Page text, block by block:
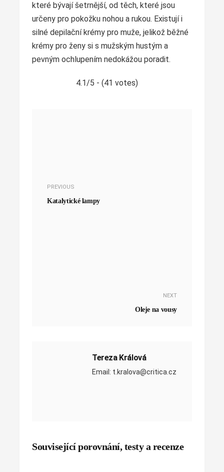
které bývají šetrnější, od těch, které jsou
určeny pro pokožku nohou a rukou. Existují i
silné depilační krémy pro muže, jelikož běžné
krémy pro ženy si s mužským hustým a
pevným ochlupením nedokážou poradit.
4.1/5 - (41 votes)
PREVIOUS
Katalytické lampy
NEXT
Oleje na vousy
Tereza Králová
Email: t.kralova@critica.cz
Související porovnání, testy a recenze